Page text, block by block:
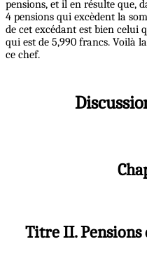
pensions, et il en résulte que,
4 pensions qui excèdent la
de cet excédant est bien celui
qui est de 5,990 francs. Voilà
ce chef.
Titre II. Pensions